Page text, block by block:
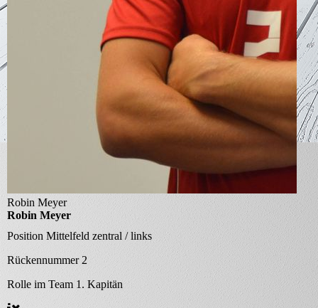
Robin Meyer
Robin Meyer
Position Mittelfeld zentral / links
Rückennummer 2
Rolle im Team 1. Kapitän